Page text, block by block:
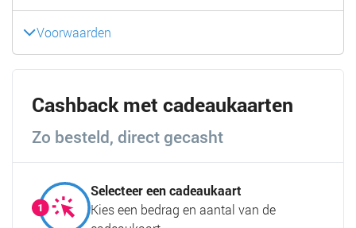
Cashback met cadeaukaarten
Zo besteld, direct gecasht
Selecteer een cadeaukaart
Kies een bedrag en aantal van de
Voorwaarden